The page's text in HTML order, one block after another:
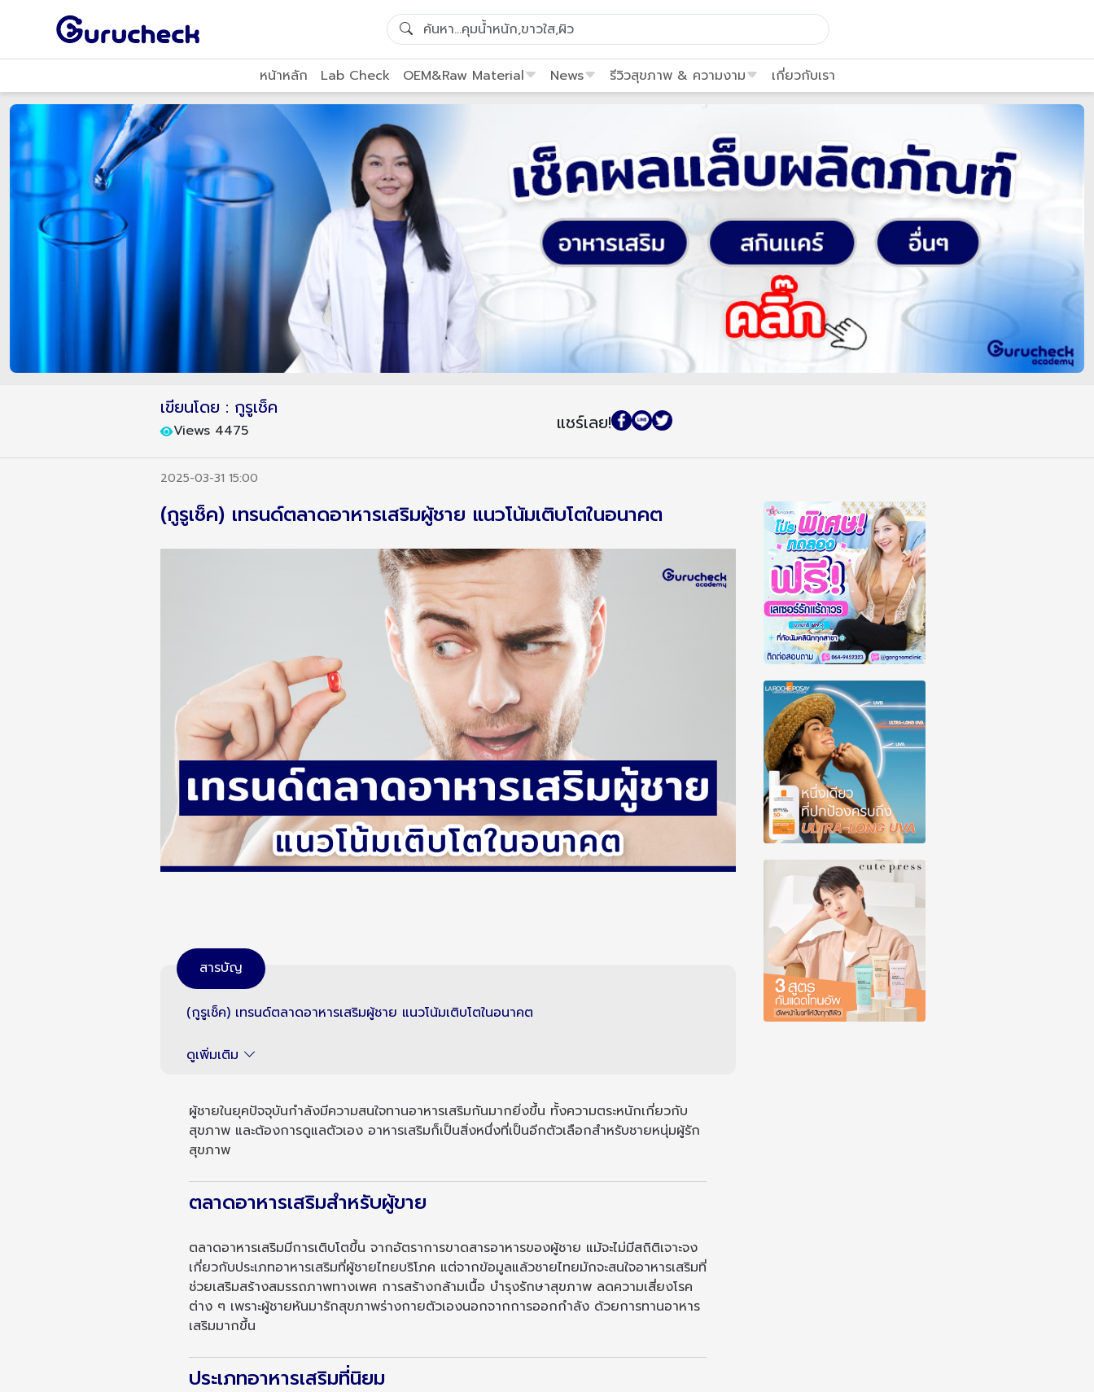
หน้าหลัก Lab Check OEM&Raw Material News รีวิวสุขภาพ & ความงาม เกี่ยวกับเรา
เขียนโดย : กูรูเช็ค
Views 4475 แชร์เลย!
2025-03-31 15:00
(กูรูเช็ค) เทรนด์ตลาดอาหารเสริมผู้ชาย แนวโน้มเติบโตในอนาคต
สารบัญ
(กูรูเช็ค) เทรนด์ตลาดอาหารเสริมผู้ชาย แนวโน้มเติบโตในอนาคต
ดูเพิ่มเติม
ผู้ชายในยุคปัจจุบันกำลังมีความสนใจทานอาหารเสริมกันมากยิ่งขึ้น ทั้งความตระหนักเกี่ยวกับ
สุขภาพ และต้องการดูแลตัวเอง อาหารเสริมก็เป็นสิ่งหนึ่งที่เป็นอีกตัวเลือกสำหรับชายหนุ่มผู้รัก
สุขภาพ
ตลาดอาหารเสริมสำหรับผู้ขาย
ตลาดอาหารเสริมมีการเติบโตขึ้น จากอัตราการขาดสารอาหารของผู้ชาย แม้จะไม่มีสถิติเจาะจง
เกี่ยวกับประเภทอาหารเสริมที่ผู้ชายไทยบริโภค แต่จากข้อมูลแล้วชายไทยมักจะสนใจอาหารเสริมที่
ช่วยเสริมสร้างสมรรถภาพทางเพศ การสร้างกล้ามเนื้อ บำรุงรักษาสุขภาพ ลดความเสี่ยงโรค
ต่าง ๆ เพราะผู้ชายหันมารักสุขภาพร่างกายตัวเองนอกจากการออกกำลัง ด้วยการทานอาหาร
เสริมมากขึ้น
ประเภทอาหารเสริมที่นิยม